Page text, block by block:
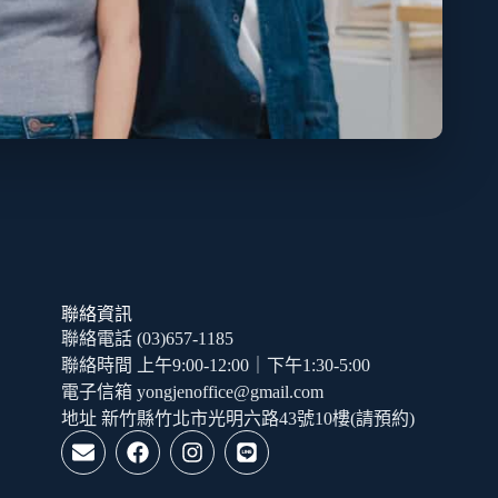
聯絡資訊
聯絡電話 (03)657-1185
聯絡時間 上午9:00-12:00｜下午1:30-5:00
電子信箱 yongjenoffice@gmail.com
地址 新竹縣竹北市光明六路43號10樓(請預約)